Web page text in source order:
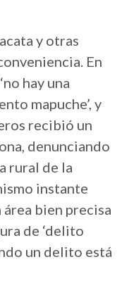
y otras
En
hay una
mapuche’, y
recibió un
denunciando
rural de la
instante
bien precisa
de ‘delito
un delito está